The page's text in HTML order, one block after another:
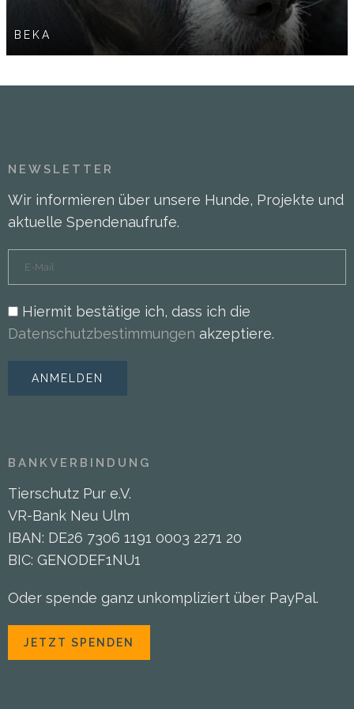
BEKA
NEWSLETTER
Wir informieren über unsere Hunde, Projekte und
aktuelle Spendenaufrufe.
Hiermit bestätige ich, dass ich die
Datenschutzbestimmungen akzeptiere.
BANKVERBINDUNG
Tierschutz Pur e.V.
VR-Bank Neu Ulm
IBAN: DE26 7306 1191 0003 2271 20
BIC: GENODEF1NU1
Oder spende ganz unkompliziert über PayPal.
JETZT SPENDEN